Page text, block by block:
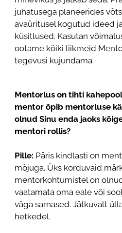
juhatusega planeerides
avaüritusel kogutud ideed
küsitlused. Kasutan
ootame kõiki liikmeid
tegevusi kujundama.
Mentorlus on tihti
mentor õpib mentorluse
olnud Sinu enda jaoks
mentori rollis?
Pille: Päris kindlasti on
mõjuga. Üks korduvaid
mentorkohtumistel on
vaatamata oma eale või
väga sarnased. Jätkuvalt
hetkedel.